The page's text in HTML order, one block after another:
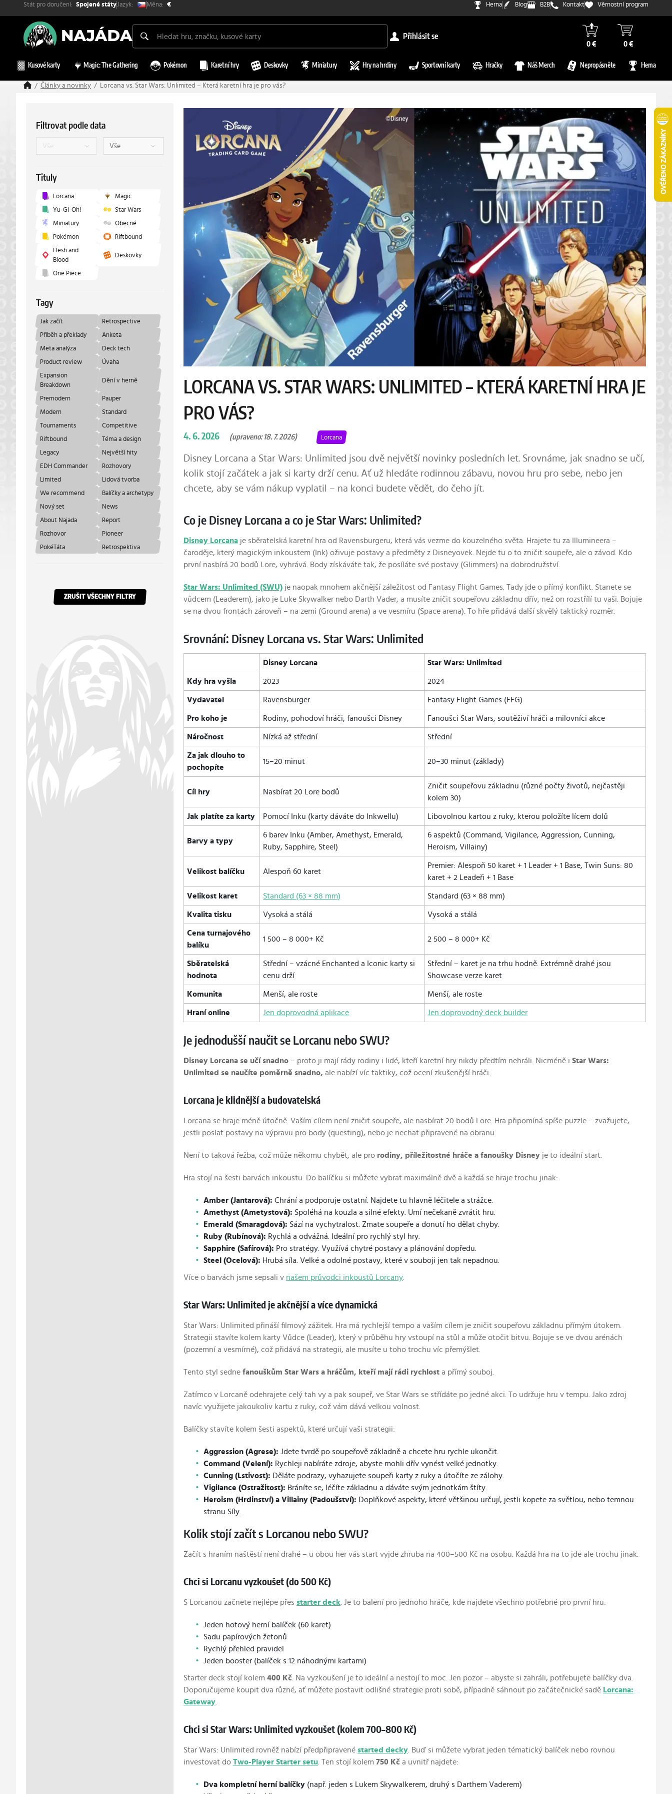
Stát pro doručení: Spojené státyJazyk: Měna: € Herna Blog B2B Kontakt Věrnostní program
přihlásit se
0 € 0 €
Kusové karty Magic: The Gathering Pokémon Karetní hry Deskovky Miniatury Hry na hrdiny Sportovní karty Hračky Náš Merch Nepropásněte Herna
Články a novinky Lorcana vs. Star Wars: Unlimited – Která karetní hra je pro vás?
Filtrovat podle data
Tituly
Lorcana Magic
Yu-Gi-Oh! Star Wars
Miniatury Obecné
Pokémon Riftbound
Flesh and
Blood
Deskovky
One Piece
Tagy
Jak začít Retrospective
Příběh a překlady Anketa
Meta analýza Deck tech
Product review Úvaha
Expansion
Breakdown
Dění v herně
Premodern Pauper
Modern Standard
Tournaments Competitive
Riftbound Téma a design
Legacy Největší hity
EDH Commander Rozhovory
Limited Lidová tvorba
We recommend Balíčky a archetypy
Nový set News
About Najada Report
Rozhovor Pioneer
PokéTáta Retrospektiva
ZRUŠIT VŠECHNY FILTRY
LORCANA VS. STAR WARS: UNLIMITED – KTERÁ KARETNÍ HRA JE
PRO VÁS?
4. 6. 2026 (upraveno: 18. 7. 2026) Lorcana
Disney Lorcana a Star Wars: Unlimited jsou dvě největší novinky posledních let. Srovnáme, jak snadno se učí,
kolik stojí začátek a jak si karty drží cenu. Ať už hledáte rodinnou zábavu, novou hru pro sebe, nebo jen
chcete, aby se vám nákup vyplatil – na konci budete vědět, do čeho jít.
Co je Disney Lorcana a co je Star Wars: Unlimited?
Disney Lorcana je sběratelská karetní hra od Ravensburgeru, která vás vezme do kouzelného světa. Hrajete tu za Illumineera –
čaroděje, který magickým inkoustem (Ink) oživuje postavy a předměty z Disneyovek. Nejde tu o to zničit soupeře, ale o závod. Kdo
první nasbírá 20 bodů Lore, vyhrává. Body získáváte tak, že posíláte své postavy (Glimmers) na dobrodružství.
Star Wars: Unlimited (SWU) je naopak mnohem akčnější záležitost od Fantasy Flight Games. Tady jde o přímý konflikt. Stanete se
vůdcem (Leaderem), jako je Luke Skywalker nebo Darth Vader, a musíte zničit soupeřovu základnu dřív, než on rozstřílí tu vaši. Bojuje
se na dvou frontách zároveň – na zemi (Ground arena) a ve vesmíru (Space arena). To hře přidává další skvělý taktický rozměr.
Srovnání: Disney Lorcana vs. Star Wars: Unlimited
Disney Lorcana Star Wars: Unlimited
Kdy hra vyšla 2023 2024
Vydavatel Ravensburger Fantasy Flight Games (FFG)
Pro koho je Rodiny, pohodoví hráči, fanoušci Disney Fanoušci Star Wars, soutěživí hráči a milovníci akce
Náročnost Nízká až střední Střední
Za jak dlouho to
pochopíte
15–20 minut 20–30 minut (základy)
Cíl hry Nasbírat 20 Lore bodů
Zničit soupeřovu základnu (různé počty životů, nejčastěji
kolem 30)
Jak platíte za karty Pomocí Inku (karty dáváte do Inkwellu) Libovolnou kartou z ruky, kterou položíte lícem dolů
Barvy a typy
6 barev Inku (Amber, Amethyst, Emerald,
Ruby, Sapphire, Steel)
6 aspektů (Command, Vigilance, Aggression, Cunning,
Heroism, Villainy)
Velikost balíčku Alespoň 60 karet
Premier: Alespoň 50 karet + 1 Leader + 1 Base, Twin Suns: 80
karet + 2 Leadeři + 1 Base
Velikost karet Standard (63 × 88 mm) Standard (63 × 88 mm)
Kvalita tisku Vysoká a stálá Vysoká a stálá
Cena turnajového
balíku
1 500 – 8 000+ Kč 2 500 – 8 000+ Kč
Sběratelská
hodnota
Střední – vzácné Enchanted a Iconic karty si
cenu drží
Střední – karet je na trhu hodně. Extrémně drahé jsou
Showcase verze karet
Komunita Menší, ale roste Menší, ale roste
Hraní online Jen doprovodná aplikace Jen doprovodný deck builder
Je jednodušší naučit se Lorcanu nebo SWU?
Disney Lorcana se učí snadno – proto ji mají rády rodiny i lidé, kteří karetní hry nikdy předtím nehráli. Nicméně i Star Wars:
Unlimited se naučíte poměrně snadno, ale nabízí víc taktiky, což ocení zkušenější hráči.
Lorcana je klidnější a budovatelská
Lorcana se hraje méně útočně. Vaším cílem není zničit soupeře, ale nasbírat 20 bodů Lore. Hra připomíná spíše puzzle – zvažujete,
jestli poslat postavy na výpravu pro body (questing), nebo je nechat připravené na obranu.
Není to taková řežba, což může někomu chybět, ale pro rodiny, příležitostné hráče a fanoušky Disney je to ideální start.
Hra stojí na šesti barvách inkoustu. Do balíčku si můžete vybrat maximálně dvě a každá se hraje trochu jinak:
Amber (Jantarová): Chrání a podporuje ostatní. Najdete tu hlavně léčitele a strážce.
Amethyst (Ametystová): Spoléhá na kouzla a silné efekty. Umí nečekaně zvrátit hru.
Emerald (Smaragdová): Sází na vychytralost. Zmate soupeře a donutí ho dělat chyby.
Ruby (Rubínová): Rychlá a odvážná. Ideální pro rychlý styl hry.
Sapphire (Safírová): Pro stratégy. Využívá chytré postavy a plánování dopředu.
Steel (Ocelová): Hrubá síla. Velké a odolné postavy, které v souboji jen tak nepadnou.
Více o barvách jsme sepsali v našem průvodci inkoustů Lorcany.
Star Wars: Unlimited je akčnější a více dynamická
Star Wars: Unlimited přináší filmový zážitek. Hra má rychlejší tempo a vaším cílem je zničit soupeřovu základnu přímým útokem.
Strategii stavíte kolem karty Vůdce (Leader), který v průběhu hry vstoupí na stůl a může otočit bitvu. Bojuje se ve dvou arénách
(pozemní a vesmírné), což přidává na strategii, ale musíte u toho trochu víc přemýšlet.
Tento styl sedne fanouškům Star Wars a hráčům, kteří mají rádi rychlost a přímý souboj.
Zatímco v Lorcaně odehrajete celý tah vy a pak soupeř, ve Star Wars se střídáte po jedné akci. To udržuje hru v tempu. Jako zdroj
navíc využijete jakoukoliv kartu z ruky, což vám dává velkou volnost.
Balíčky stavíte kolem šesti aspektů, které určují vaši strategii:
Aggression (Agrese): Jdete tvrdě po soupeřově základně a chcete hru rychle ukončit.
Command (Velení): Rychleji nabíráte zdroje, abyste mohli dřív vynést velké jednotky.
Cunning (Lstivost): Děláte podrazy, vyhazujete soupeři karty z ruky a útočíte ze zálohy.
Vigilance (Ostražitost): Bráníte se, léčíte základnu a dáváte svým jednotkám štíty.
Heroism (Hrdinství) a Villainy (Padoušství): Doplňkové aspekty, které většinou určují, jestli kopete za světlou, nebo temnou
stranu Síly.
Kolik stojí začít s Lorcanou nebo SWU?
Začít s hraním naštěstí není drahé – u obou her vás start vyjde zhruba na 400–500 Kč na osobu. Každá hra na to jde ale trochu jinak.
Chci si Lorcanu vyzkoušet (do 500 Kč)
S Lorcanou začnete nejlépe přes starter deck. Je to balení pro jednoho hráče, kde najdete všechno potřebné pro první hru:
Jeden hotový herní balíček (60 karet)
Sadu papírových žetonů
Rychlý přehled pravidel
Jeden booster (balíček s 12 náhodnými kartami)
Starter deck stojí kolem 400 Kč. Na vyzkoušení je to ideální a nestojí to moc. Jen pozor – abyste si zahráli, potřebujete balíčky dva.
Doporučujeme koupit dva různé, ať můžete postavit odlišné strategie proti sobě, případně sáhnout po začátečnické sadě Lorcana:
Gateway.
Chci si Star Wars: Unlimited vyzkoušet (kolem 700–800 Kč)
Star Wars: Unlimited rovněž nabízí předpřipravené started decky. Buď si můžete vybrat jeden tématický balíček nebo rovnou
investovat do Two-Player Starter setu. Ten stojí kolem 750 Kč a uvnitř najdete:
Dva kompletní herní balíčky (např. jeden s Lukem Skywalkerem, druhý s Darthem Vaderem)